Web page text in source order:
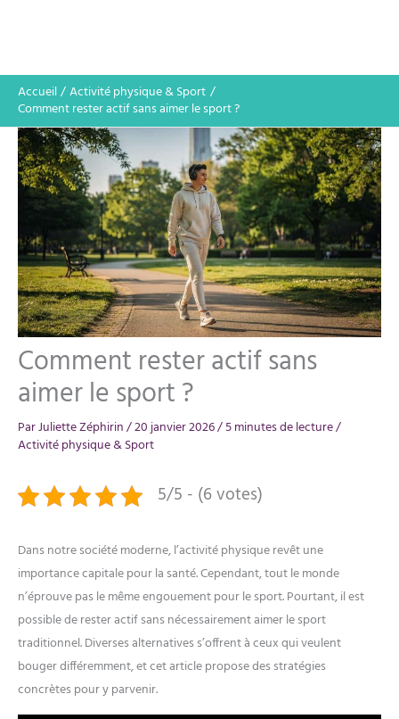
Accueil
Activité physique & Sport
Comment rester actif sans aimer le sport ?
Comment rester actif sans
aimer le sport ?
ParJuliette Zéphirin/20 janvier 2026/5 minutes de lecture/
Activité physique & Sport
5/5 - (6 votes)
Dans notre société moderne, l’activité physique revêt une
importance capitale pour la santé. Cependant, tout le monde
n’éprouve pas le même engouement pour le sport. Pourtant, il est
possible de rester actif sans nécessairement aimer le sport
traditionnel. Diverses alternatives s’offrent à ceux qui veulent
bouger différemment, et cet article propose des stratégies
concrètes pour y parvenir.